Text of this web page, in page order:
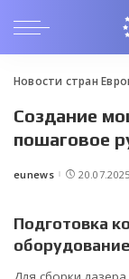
Новости стран
Создание
пошаговое
Posted
eunews 20.07.2025
Подготовка
оборудование